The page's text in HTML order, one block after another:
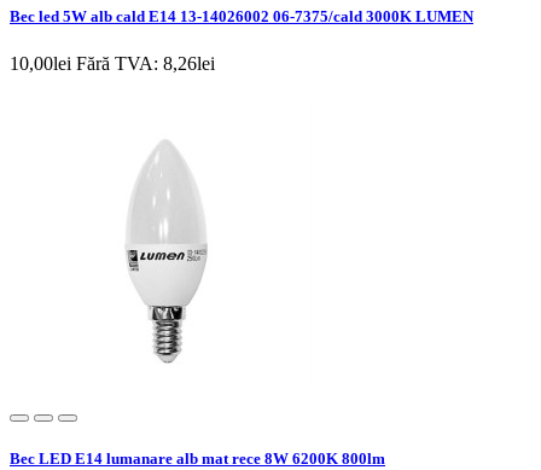
Bec led 5W alb cald E14 13-14026002 06-7375/cald 3000K LUMEN
10,00lei Fără TVA: 8,26lei
Bec LED E14 lumanare alb mat rece 8W 6200K 800lm